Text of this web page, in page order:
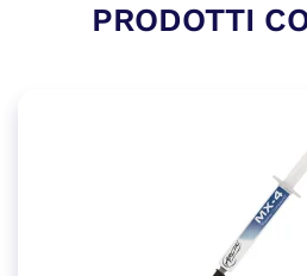
PRODOTTI